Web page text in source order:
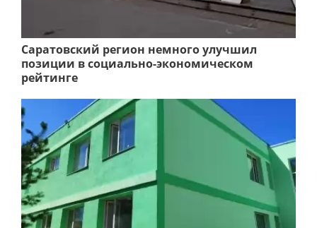
Саратовский регион немного улучшил
позиции в социально-экономическом
рейтинге